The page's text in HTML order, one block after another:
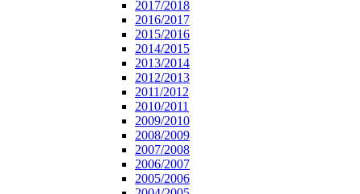
2017/2018
2016/2017
2015/2016
2014/2015
2013/2014
2012/2013
2011/2012
2010/2011
2009/2010
2008/2009
2007/2008
2006/2007
2005/2006